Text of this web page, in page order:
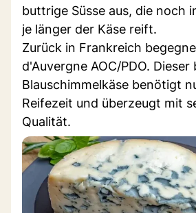
buttrige Süsse aus, die noch
je länger der Käse reift.
Zurück in Frankreich
d'Auvergne AOC/PDO. Dieser
Blauschimmelkäse benötigt
Reifezeit und überzeugt mit
Qualität.